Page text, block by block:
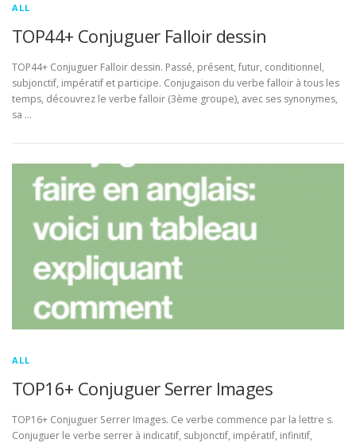
ALL
TOP44+ Conjuguer Falloir dessin
TOP44+ Conjuguer Falloir dessin. Passé, présent, futur, conditionnel,
subjonctif, impératif et participe. Conjugaison du verbe falloir à tous les
temps, découvrez le verbe falloir (3ème groupe), avec ses synonymes,
sa …
ALL
TOP16+ Conjuguer Serrer Images
TOP16+ Conjuguer Serrer Images. Ce verbe commence par la lettre s.
Conjuguer le verbe serrer à indicatif, subjonctif, impératif, infinitif,